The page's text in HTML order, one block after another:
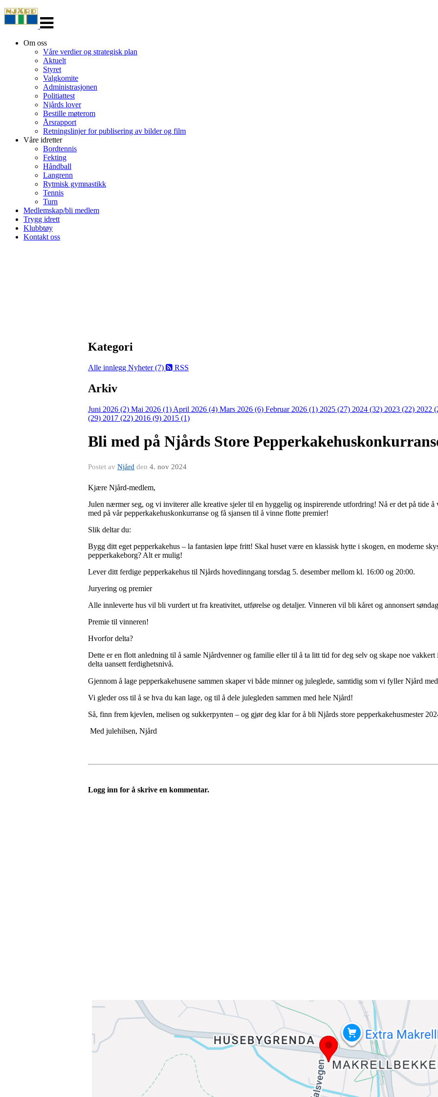
navigasjon
Om oss
Våre verdier og strategisk plan
Aktuelt
Styret
Valgkomite
Administrasjonen
Politiattest
Njårds lover
Bestille møterom
Årsrapport
Retningslinjer for publisering av bilder og film
Våre idretter
Bordtennis
Fekting
Håndball
Langrenn
Rytmisk gymnastikk
Tennis
Turn
Medlemskap/bli medlem
Trygg idrett
Klubbtøy
Kontakt oss
Kategori
Alle innlegg Nyheter (7) RSS
Arkiv
Juni 2026 (2) Mai 2026 (1) April 2026 (4) Mars 2026 (6) Februar 2026 (1) 2025 (27) 2024 (32) 2023 (22) 2022
(29) 2017 (22) 2016 (9) 2015 (1)
Bli med på Njårds Store
Postet av Njård den 4. nov 2024
Kjære Njård-medlem,
Julen nærmer seg, og vi inviterer alle kreative sjeler til en hyggelig og inspirerende utfordring! Nå er det på tide å
med på vår pepperkakehuskonkurranse og få sjansen til å vinne flotte premier!
Slik deltar du:
Bygg ditt eget pepperkakehus – la fantasien løpe fritt! Skal huset være en klassisk hytte i skogen, en moderne
pepperkakeborg? Alt er mulig!
Lever ditt ferdige pepperkakehus til Njårds hovedinngang torsdag 5. desember mellom kl. 16:00 og 20:00.
Juryering og premier
Alle innleverte hus vil bli vurdert ut fra kreativitet, utførelse og detaljer. Vinneren vil bli kåret og annonsert
Premie til vinneren!
Hvorfor delta?
Dette er en flott anledning til å samle Njårdvenner og familie eller til å ta litt tid for deg selv og skape noe
delta uansett ferdighetsnivå.
Gjennom å lage pepperkakehusene sammen skaper vi både minner og juleglede, samtidig som vi fyller Njård
Vi gleder oss til å se hva du kan lage, og til å dele julegleden sammen med hele Njård!
Så, finn frem kjevlen, melisen og sukkerpynten – og gjør deg klar for å bli Njårds store pepperkakehusmester
Med julehilsen, Njård
Logg inn for å skrive en kommentar.